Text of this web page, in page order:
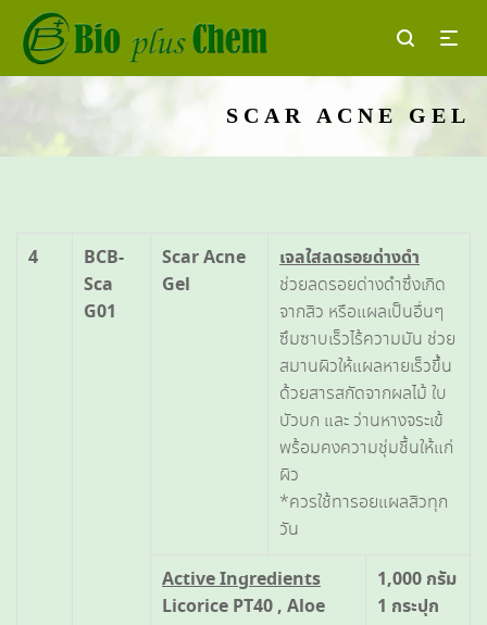
SCAR ACNE GEL
4
BCB-
Sca
G01
Scar Acne
Gel
เจลใสลดรอยด่างดำ
ช่วยลดรอยด่างดำซึ่งเกิด
จากสิว หรือแผลเป็นอื่นๆ
ซึมซาบเร็วไร้ความมัน ช่วย
สมานผิวให้แผลหายเร็วขึ้น
ด้วยสารสกัดจากผลไม้ ใบ
บัวบก และ ว่านหางจระเข้
พร้อมคงความชุ่มชื้นให้แก่
ผิว
*ควรใช้ทารอยแผลสิวทุก
วัน
Active Ingredients
Licorice PT40 , Aloe
1,000 กรัม
1 กระปุก